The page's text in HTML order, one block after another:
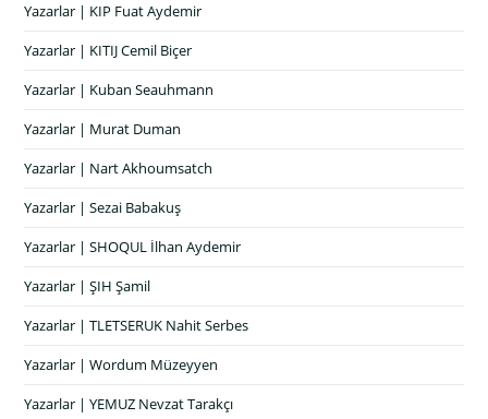
Yazarlar | KIP Fuat Aydemir
Yazarlar | KITIJ Cemil Biçer
Yazarlar | Kuban Seauhmann
Yazarlar | Murat Duman
Yazarlar | Nart Akhoumsatch
Yazarlar | Sezai Babakuş
Yazarlar | SHOQUL İlhan Aydemir
Yazarlar | ŞIH Şamil
Yazarlar | TLETSERUK Nahit Serbes
Yazarlar | Wordum Müzeyyen
Yazarlar | YEMUZ Nevzat Tarakçı